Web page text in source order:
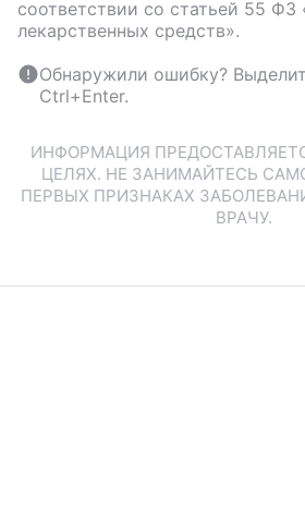
соответствии со статьей 55
лекарственных средств».
Обнаружили ошибку?
Ctrl+Enter.
ИНФОРМАЦИЯ
ЦЕЛЯХ. НЕ ЗАНИМАЙТЕСЬ
ПЕРВЫХ ПРИЗНАКАХ
ВРАЧУ.